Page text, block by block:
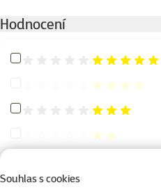
Souhlas s cookies
Hodnocení
Hodnocení 100%
Hodnocení 80%
Hodnocení 60%
Hodnocení 40%